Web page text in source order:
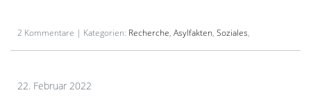
2 Kommentare | Kategorien: Recherche, Asylfakten, Soziales,
22. Februar 2022